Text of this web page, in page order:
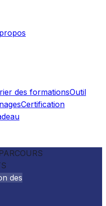
des formationsOutil
Certification
des